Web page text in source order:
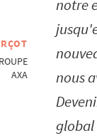
AXA
notre
nous
global